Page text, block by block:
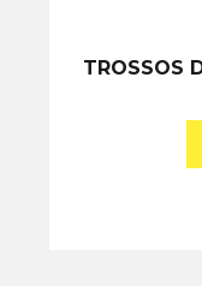
TROSSOS